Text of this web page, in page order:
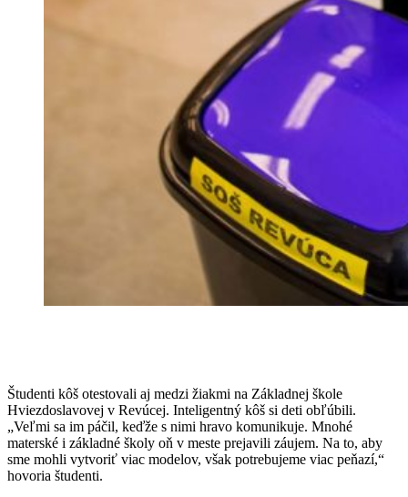
Študenti kôš otestovali aj medzi žiakmi na Základnej škole
Hviezdoslavovej v Revúcej. Inteligentný kôš si deti obľúbili.
„Veľmi sa im páčil, keďže s nimi hravo komunikuje. Mnohé
materské i základné školy oň v meste prejavili záujem. Na to, aby
sme mohli vytvoriť viac modelov, však potrebujeme viac peňazí,“
hovoria študenti.